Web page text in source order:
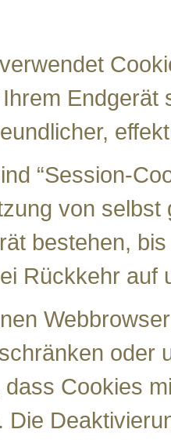
“Session-
von
bestehen,
Rückkehr
oder
Cookies
Die